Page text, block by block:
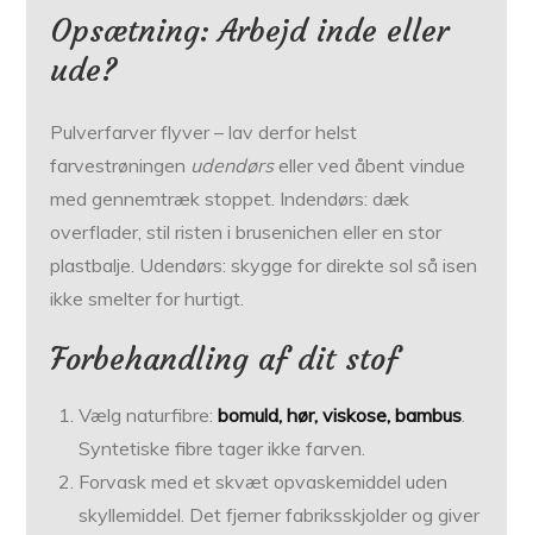
Opsætning: Arbejd inde eller
ude?
Pulverfarver flyver – lav derfor helst
farvestrøningen udendørseller ved åbent vindue
med gennemtræk stoppet. Indendørs: dæk
overflader, stil risten i brusenichen eller en stor
plastbalje. Udendørs: skygge for direkte sol så isen
ikke smelter for hurtigt.
Forbehandling af dit stof
Vælg naturfibre:bomuld, hør, viskose, bambus.
Syntetiske fibre tager ikke farven.
Forvask med et skvæt opvaskemiddel uden
skyllemiddel. Det fjerner fabriksskjolder og giver